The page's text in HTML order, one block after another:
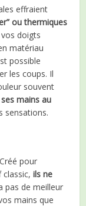
effraient
ou thermiques
doigts
matériau
possible
les coups. Il
souvent
mains au
sensations.
pour
ils ne
pas de meilleur
mains que